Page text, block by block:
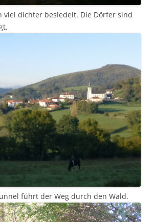
viel dichter besiedelt. Die Dörfer sind
führt der Weg durch den Wald.